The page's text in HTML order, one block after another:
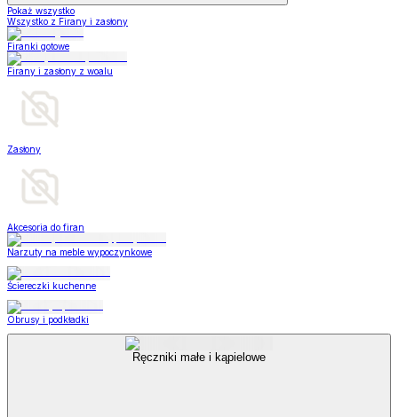
Pokaż wszystko
Wszystko z Firany i zasłony
Firanki gotowe
Firany i zasłony z woalu
Zasłony
Akcesoria do firan
Narzuty na meble wypoczynkowe
Ściereczki kuchenne
Obrusy i podkładki
Ręczniki małe i kąpielowe